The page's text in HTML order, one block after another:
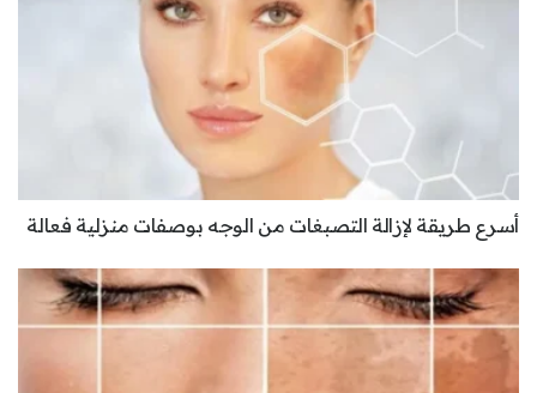
أسرع طريقة لإزالة التصبغات من الوجه بوصفات منزلية فعالة